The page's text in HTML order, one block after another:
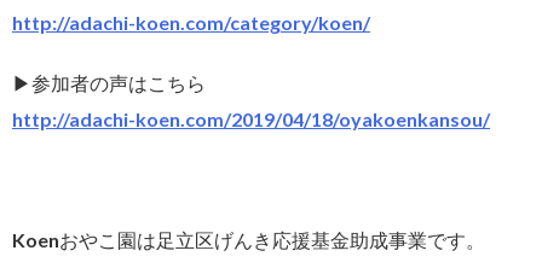
http://adachi-koen.com/category/koen/
▶︎参加者の声はこちら
http://adachi-koen.com/2019/04/18/oyakoenkansou/
Koenおやこ園は足立区げんき応援基金助成事業です。